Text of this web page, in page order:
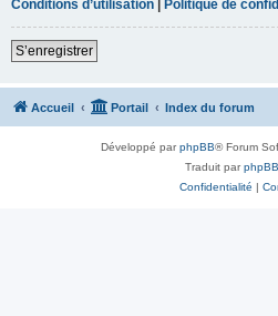
Conditions d’utilisation | Politique de
S’enregistrer
Accueil Portail Index du forum
Développé parphpBB® Forum
Traduit par
Confidentialité |